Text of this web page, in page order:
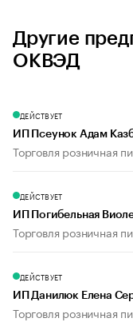
Другие
ОКВЭД
ДЕЙСТВУЕТ
ИП Псеунок Адам
Торговля розничная
ДЕЙСТВУЕТ
ИП Погибельная
Торговля розничная
ДЕЙСТВУЕТ
ИП Данилюк Елена
Торговля розничная